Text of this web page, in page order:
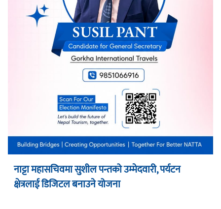
नाट्टा महासचिवमा सुशील पन्तको उम्मेदवारी, पर्यटन
क्षेत्रलाई डिजिटल बनाउने योजना